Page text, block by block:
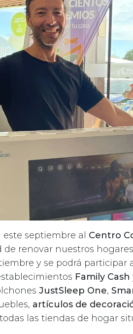
este septiembre al Centro
renovar nuestros
y se podrá participar
Family Cash
JustSleep One,
artículos de
las tiendas de hogar